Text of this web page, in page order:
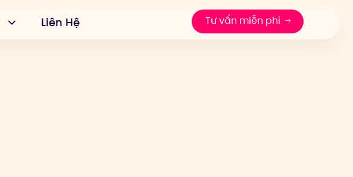
Liên Hệ Tư vấn miễn phí